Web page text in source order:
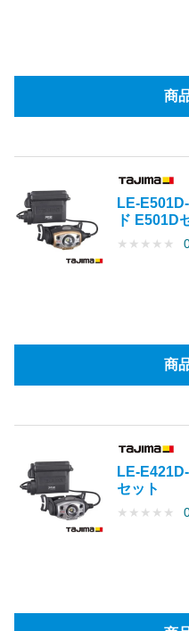
商
LE-
ド E501D
★ ★ ★ ★ ★
商
LE-
セット
★ ★ ★ ★ ★